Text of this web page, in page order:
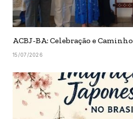
ACBJ-BA: Celebração e Caminho
15/07/2026